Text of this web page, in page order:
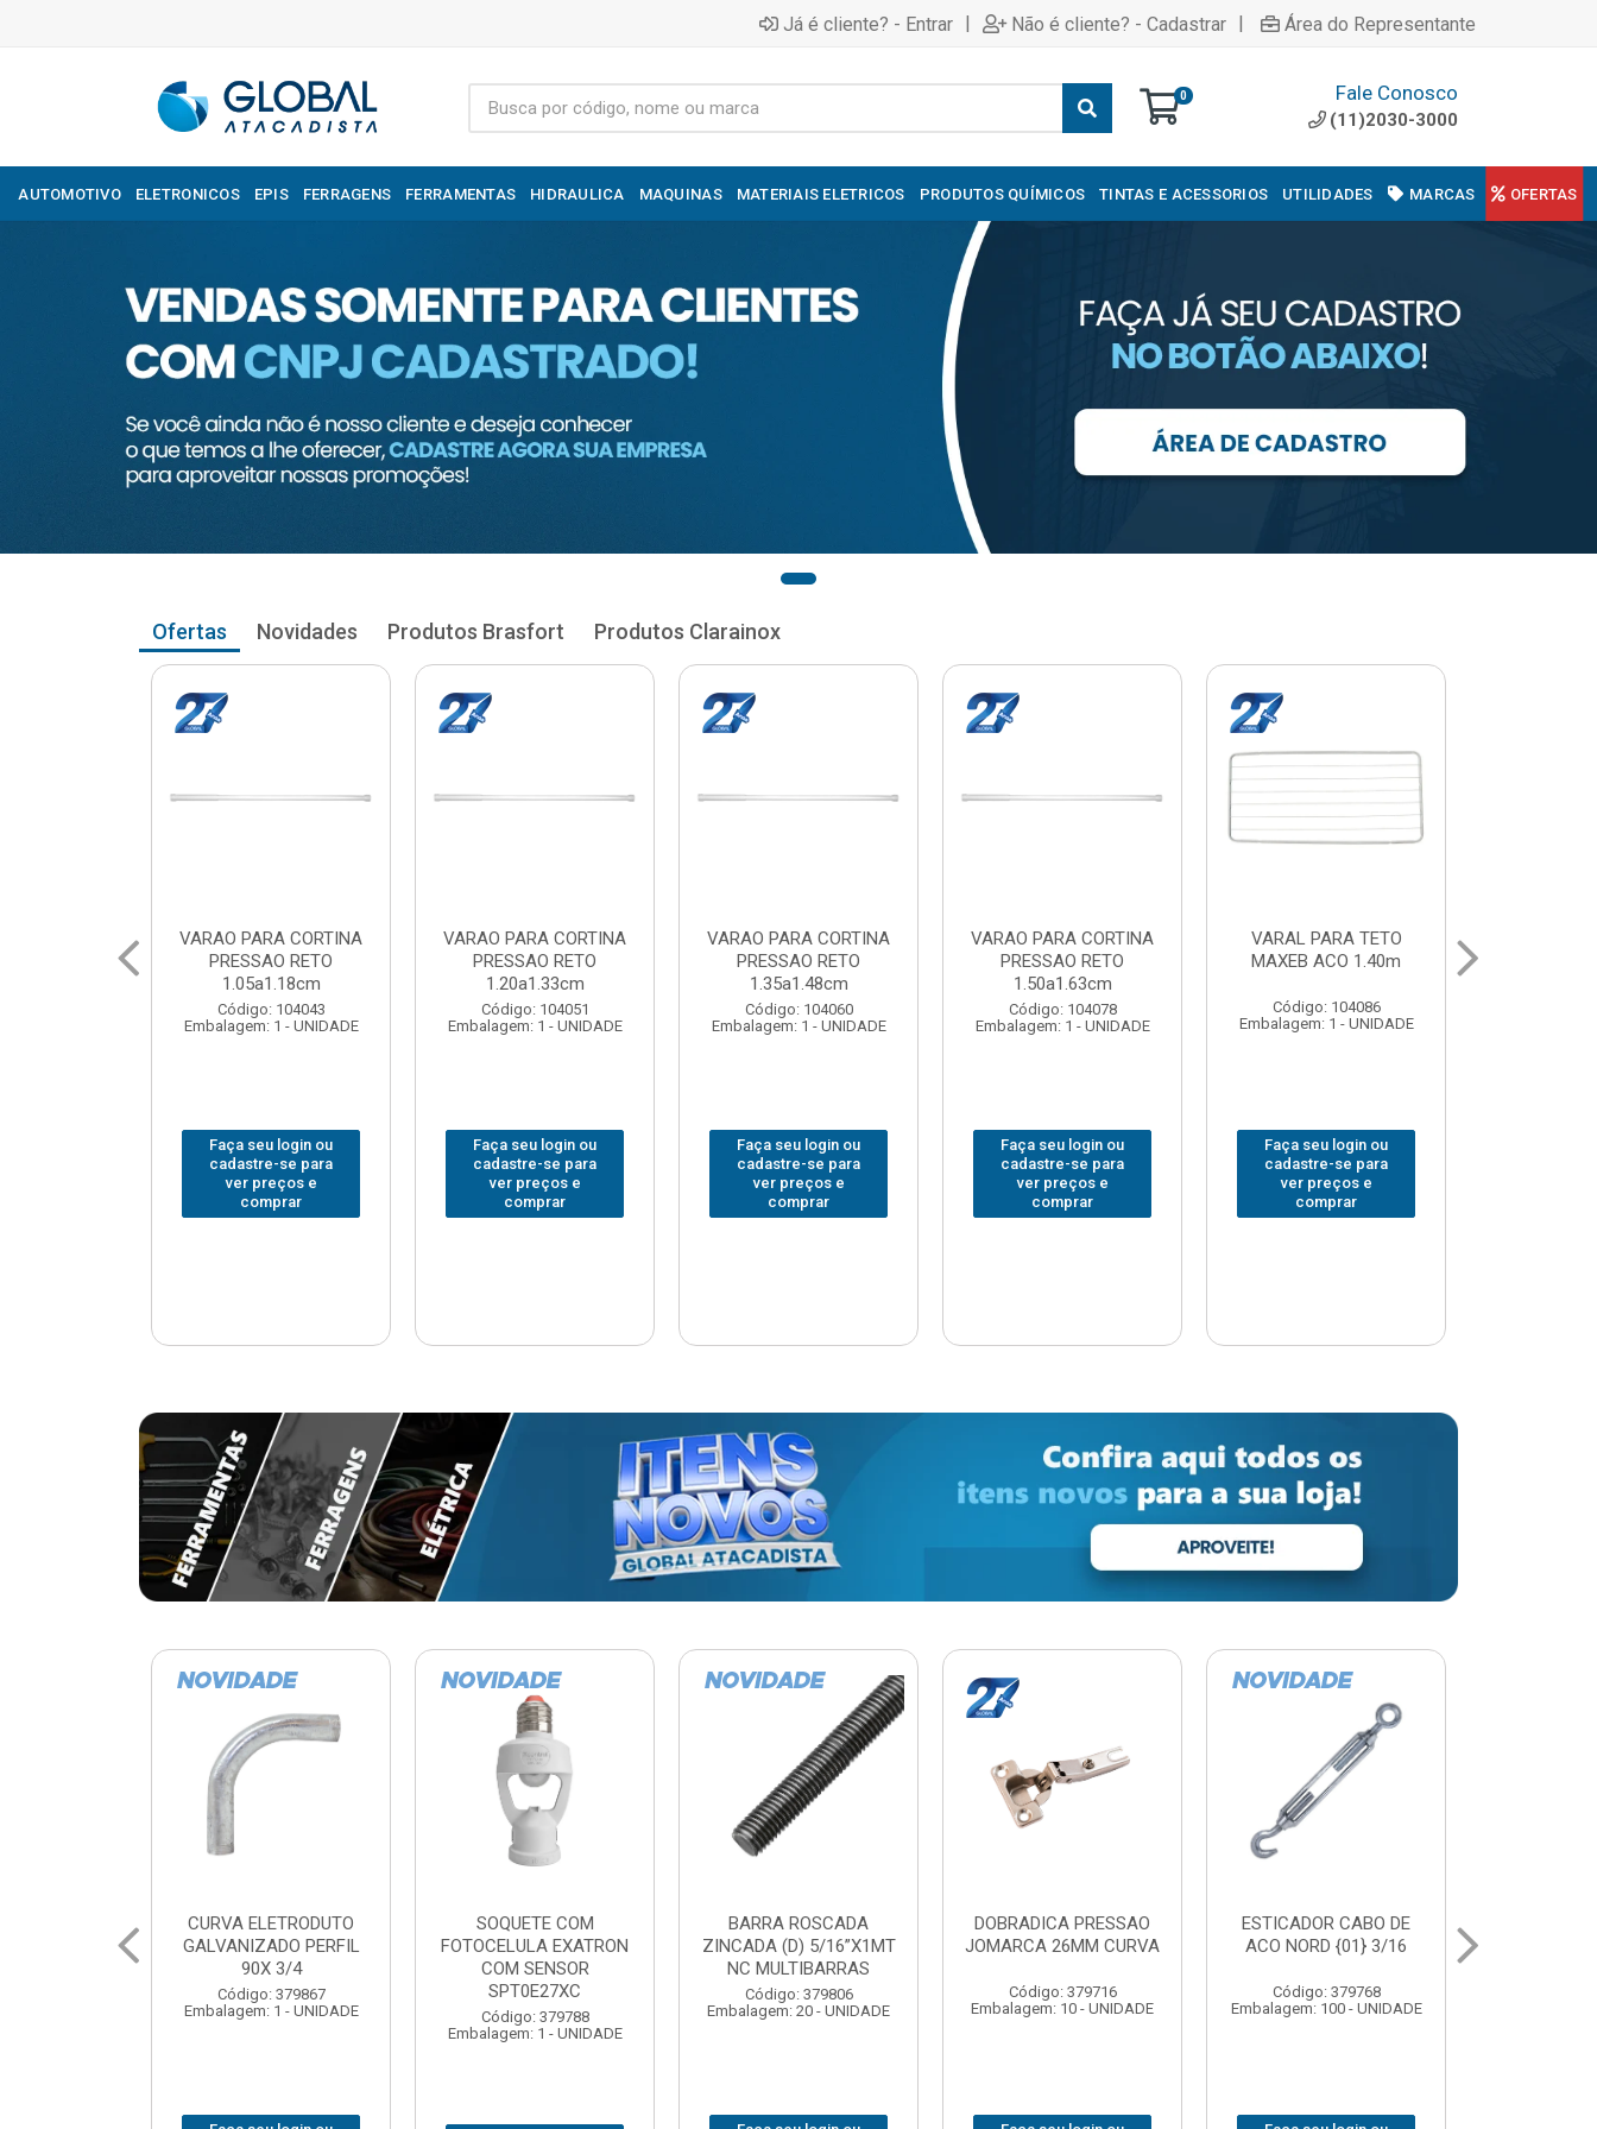
Já é cliente? - Entrar | Não é cliente? - Cadastrar | Área do Representante
0 Fale Conosco
(11)2030-3000
AUTOMOTIVO ELETRONICOS EPIS FERRAGENS FERRAMENTAS HIDRAULICA MAQUINAS MATERIAIS ELETRICOS PRODUTOS QUÍMICOS TINTAS E ACESSORIOS UTILIDADES MARCAS OFERTAS
Ofertas Novidades Produtos Brasfort Produtos Clarainox
VARAO PARA CORTINA
PRESSAO RETO
1.20a1.33cm
Código: 104051
Embalagem: 1 - UNIDADE
Faça seu login ou
cadastre-se para
ver preços e
comprar
VARAO PARA CORTINA
PRESSAO RETO
1.35a1.48cm
Código: 104060
Embalagem: 1 - UNIDADE
Faça seu login ou
cadastre-se para
ver preços e
comprar
VARAO PARA CORTINA
PRESSAO RETO
1.50a1.63cm
Código: 104078
Embalagem: 1 - UNIDADE
Faça seu login ou
cadastre-se para
ver preços e
comprar
VARAL PARA TETO
MAXEB ACO 1.40m
Código: 104086
Embalagem: 1 - UNIDADE
Faça seu login ou
cadastre-se para
ver preços e
comprar
VARAL PARA TETO
MAXEB ACO 1.20m
Código: 104213
Embalagem: 1 - UNIDADE
Faça seu login ou
cadastre-se para
ver preços e
comprar
SOQUETE COM
FOTOCELULA EXATRON
COM SENSOR
SPT0E27XC
Código: 379788
BARRA ROSCADA
ZINCADA (D) 5/16”X1MT
NC MULTIBARRAS
Código: 379806
Embalagem: 20 - UNIDADE
DOBRADICA PRESSAO
JOMARCA 26MM CURVA
Código: 379716
Embalagem: 10 - UNIDADE
ESTICADOR CABO DE
ACO NORD {01} 3/16
Código: 379768
Embalagem: 100 - UNIDADE
COLA PVC KRONA
17GRS BISNAGA
Código: 379822
Embalagem: 48 - UNIDADE